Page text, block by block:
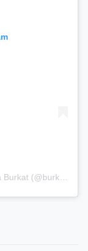
Uma publicação compartilhada por Joanna Burkat (@burkat.joanna)